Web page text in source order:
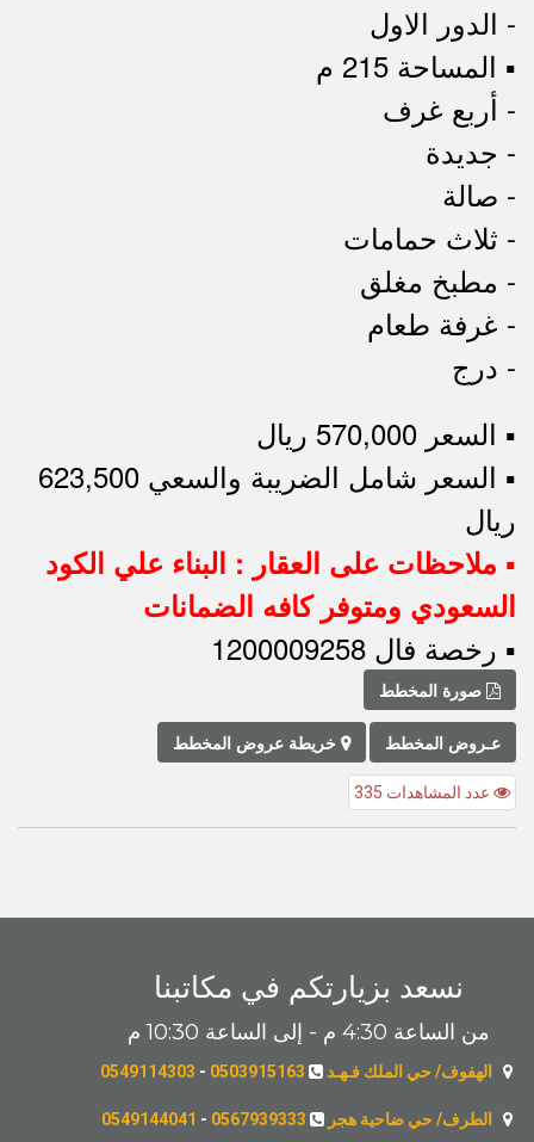
- الدور اﻻول
▪︎ المساحة 215 م
- أربع غرف
- جديدة
- صالة
- ثلاث حمامات
- مطبخ مغلق
- غرفة طعام
- درج
▪︎ السعر 570,000 ريال
▪︎ السعر شامل الضريبة والسعي 623,500
ريال
▪︎ ملاحظات على العقار : البناء علي الكود
السعودي ومتوفر كافه الضمانات
▪︎ رخصة فال 1200009258
صورة المخطط
عـروض المخطط خريطة عروض المخطط
عدد المشاهدات 335
نسعد بزيارتكم في مكاتبنا
من الساعة 4:30 م - إلى الساعة 10:30 م
الهفوف/ حي الملك فـهـد 0503915163
-
0549114303
الطرف/ حي ضاحية هجر 0567939333
-
0549144041